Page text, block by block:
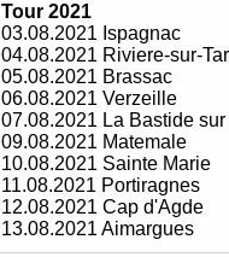
Tour 2021
03.08.2021 Ispagnac
04.08.2021 Riviere-sur-
05.08.2021 Brassac
06.08.2021 Verzeille
07.08.2021 La Bastide
09.08.2021 Matemale
10.08.2021 Sainte Marie
11.08.2021 Portiragnes
12.08.2021 Cap d'Agde
13.08.2021 Aimargues